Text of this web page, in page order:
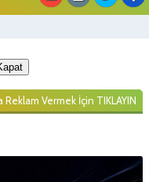
Reklam Vermek İçin TIKLAYIN